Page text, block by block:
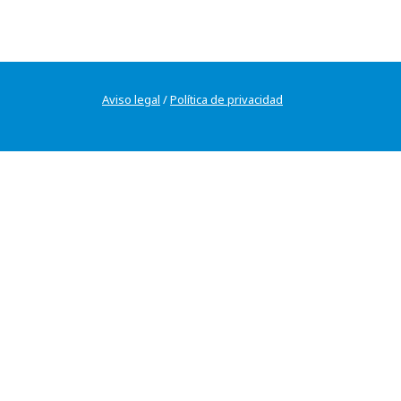
Aviso legal /Política de privacidad